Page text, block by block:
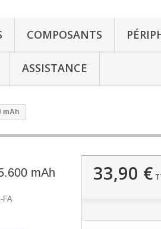
COMPOSANTS
ASSISTANCE
mAh
mAh
FA
33,90 €